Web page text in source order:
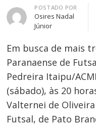
Autor
POSTADO POR
Osires Nadal
Júnior
Em busca de mais
Paranaense de
Pedreira Itaipu/
(sábado), às 20
Valternei de
Futsal, de Pato